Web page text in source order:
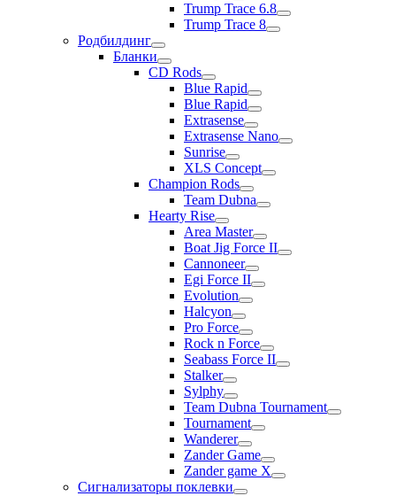
Trump Trace 6.8
Trump Trace 8
Родбилдинг
Бланки
CD Rods
Blue Rapid
Blue Rapid
Extrasense
Extrasense Nano
Sunrise
XLS Concept
Champion Rods
Team Dubna
Hearty Rise
Area Master
Boat Jig Force II
Cannoneer
Egi Force II
Evolution
Halcyon
Pro Force
Rock n Force
Seabass Force II
Stalker
Sylphy
Team Dubna Tournament
Tournament
Wanderer
Zander Game
Zander game X
Сигнализаторы поклевки